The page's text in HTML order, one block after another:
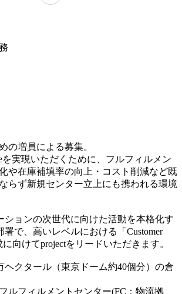
の増員による募集。
を実現いただくために、フルフィルメン
や在庫補填率の向上・コスト削減など既
らず新規センター立上にも携われる環境
ションの次世代に向けた活動を本格化す
署で、高いレベルにおける「Customer
に向けてprojectをリードいただきます。
ヘクタール（東京ドーム約40個分）の倉
ルフィルメントセンター(FC：物流拠